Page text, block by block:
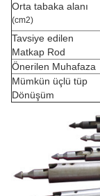
Orta tabaka alanı
(cm2)
Tavsiye edilen
Matkap Rod
Önerilen Muhafaza
Mümkün üçlü tüp
Dönüşüm